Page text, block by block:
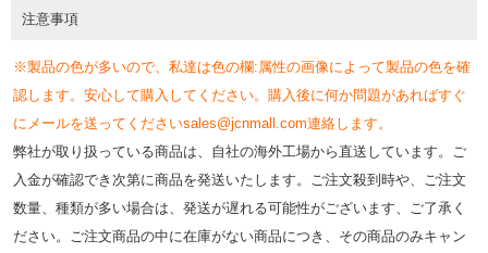
注意事項
※製品の色が多いので、私達は色の欄:属性の画像によって製品の色を確
認します。安心して購入してください。購入後に何か問題があればすぐ
にメールを送ってくださいsales@jcnmall.com連絡します。
弊社が取り扱っている商品は、自社の海外工場から直送しています。ご
入金が確認でき次第に商品を発送いたします。ご注文殺到時や、ご注文
数量、種類が多い場合は、発送が遅れる可能性がございます、ご了承く
ださい。ご注文商品の中に在庫がない商品につき、その商品のみキャン